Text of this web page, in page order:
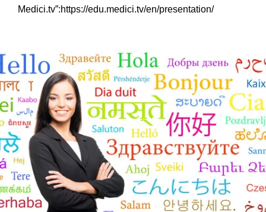
Medici.tv”:https://edu.medici.tv/en/presentation/